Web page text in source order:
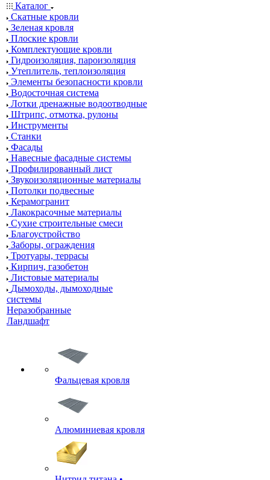
Каталог
Скатные кровли
Зеленая кровля
Плоские кровли
Комплектующие кровли
Гидроизоляция, пароизоляция
Утеплитель, теплоизоляция
Элементы безопасности кровли
Водосточная система
Лотки дренажные водоотводные
Штрипс, отмотка, рулоны
Инструменты
Станки
Фасады
Навесные фасадные системы
Профилированный лист
Звукоизоляционные материалы
Потолки подвесные
Керамогранит
Лакокрасочные материалы
Сухие строительные смеси
Благоустройство
Заборы, ограждения
Тротуары, террасы
Кирпич, газобетон
Листовые материалы
Дымоходы, дымоходные
системы
Неразобранные
Ландшафт
Фальцевая кровля
Алюминиевая кровля